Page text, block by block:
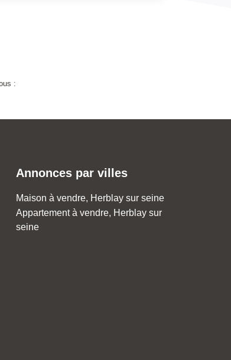
:
Annonces par villes
Maison à vendre, Herblay sur seine
Appartement à vendre, Herblay sur
seine